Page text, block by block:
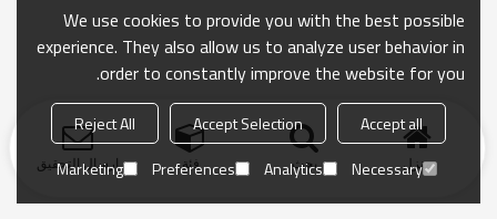
منزل بحث فئة ارسال التحقيق
We use cookies to provide you with the best possible
experience. They also allow us to analyze user behavior in
order to constantly improve the website for you.
Accept all
Accept Selection
Reject All
Necessary
Analytics
Preferences
Marketing